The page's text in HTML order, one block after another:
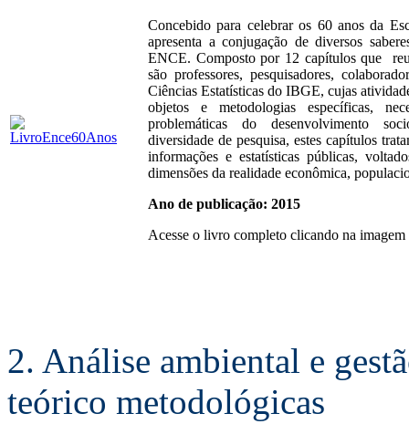
Concebido para celebrar os 60 anos da
apresenta a conjugação de diversos
ENCE. Composto por 12 capítulos que
são professores, pesquisadores,
Ciências Estatísticas do IBGE, cujas
objetos e metodologias específicas,
problemáticas do desenvolvimento
diversidade de pesquisa, estes capítulos
informações e estatísticas públicas,
dimensões da realidade econômica,
Ano de publicação: 2015
Acesse o livro completo clicando na imagem
2. Análise ambiental e
teórico metodológicas